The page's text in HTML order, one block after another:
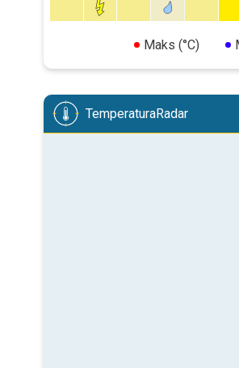
Maks (°C)
TemperaturaRadar